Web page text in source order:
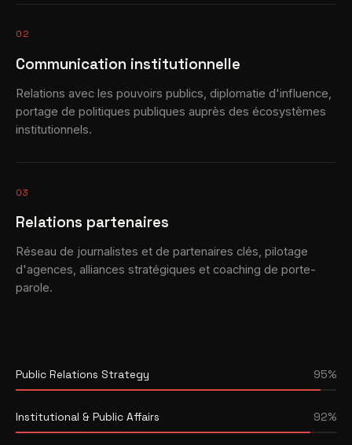
02
Communication institutionnelle
Relations avec les pouvoirs publics, diplomatie d'influence,
portage de politiques publiques auprès des écosystèmes
institutionnels.
03
Relations partenaires
Réseau de journalistes et de partenaires clés, pilotage
d'agences, alliances stratégiques et coaching de porte-
parole.
Public Relations Strategy 95%
Institutional & Public Affairs 92%